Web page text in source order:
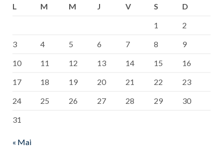
L
M M J V S
D
1
2
3
4 5 6 7 8
9
10
11 12 13 14 15
16
17
18 19 20 21 22
23
24
25 26 27 28 29
30
31
« Mai